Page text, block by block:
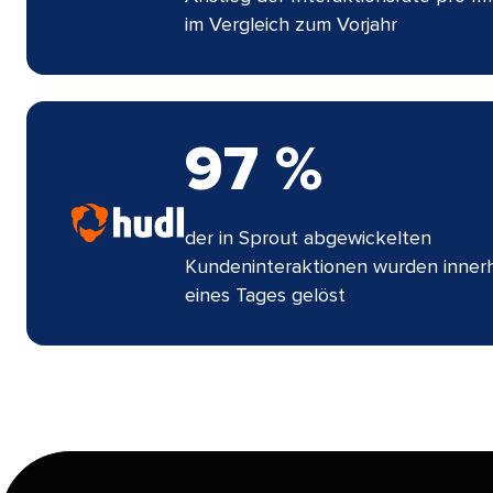
im Vergleich zum Vorjahr​​
97 %​​
der in Sprout abgewickelten
Kundeninteraktionen wurden
eines Tages gelöst​​